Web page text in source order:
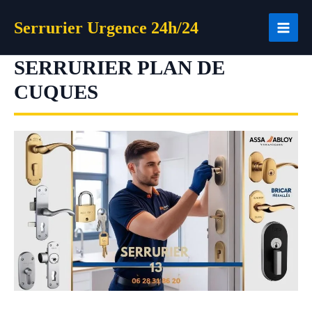
Serrurier Urgence 24h/24
SERRURIER PLAN DE
CUQUES